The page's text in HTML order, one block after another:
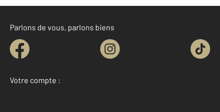
Parlons de vous, parlons biens
Votre compte :
Accéder à mon compte